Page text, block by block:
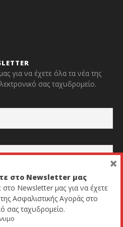
για να έχετε όλα τα νέα της
σας ταχυδρομείο.
στο Newsletter μας
στο Newsletter μας για να έχετε
Ασφαλιστικής Αγοράς στο
σας ταχυδρομείο.
×